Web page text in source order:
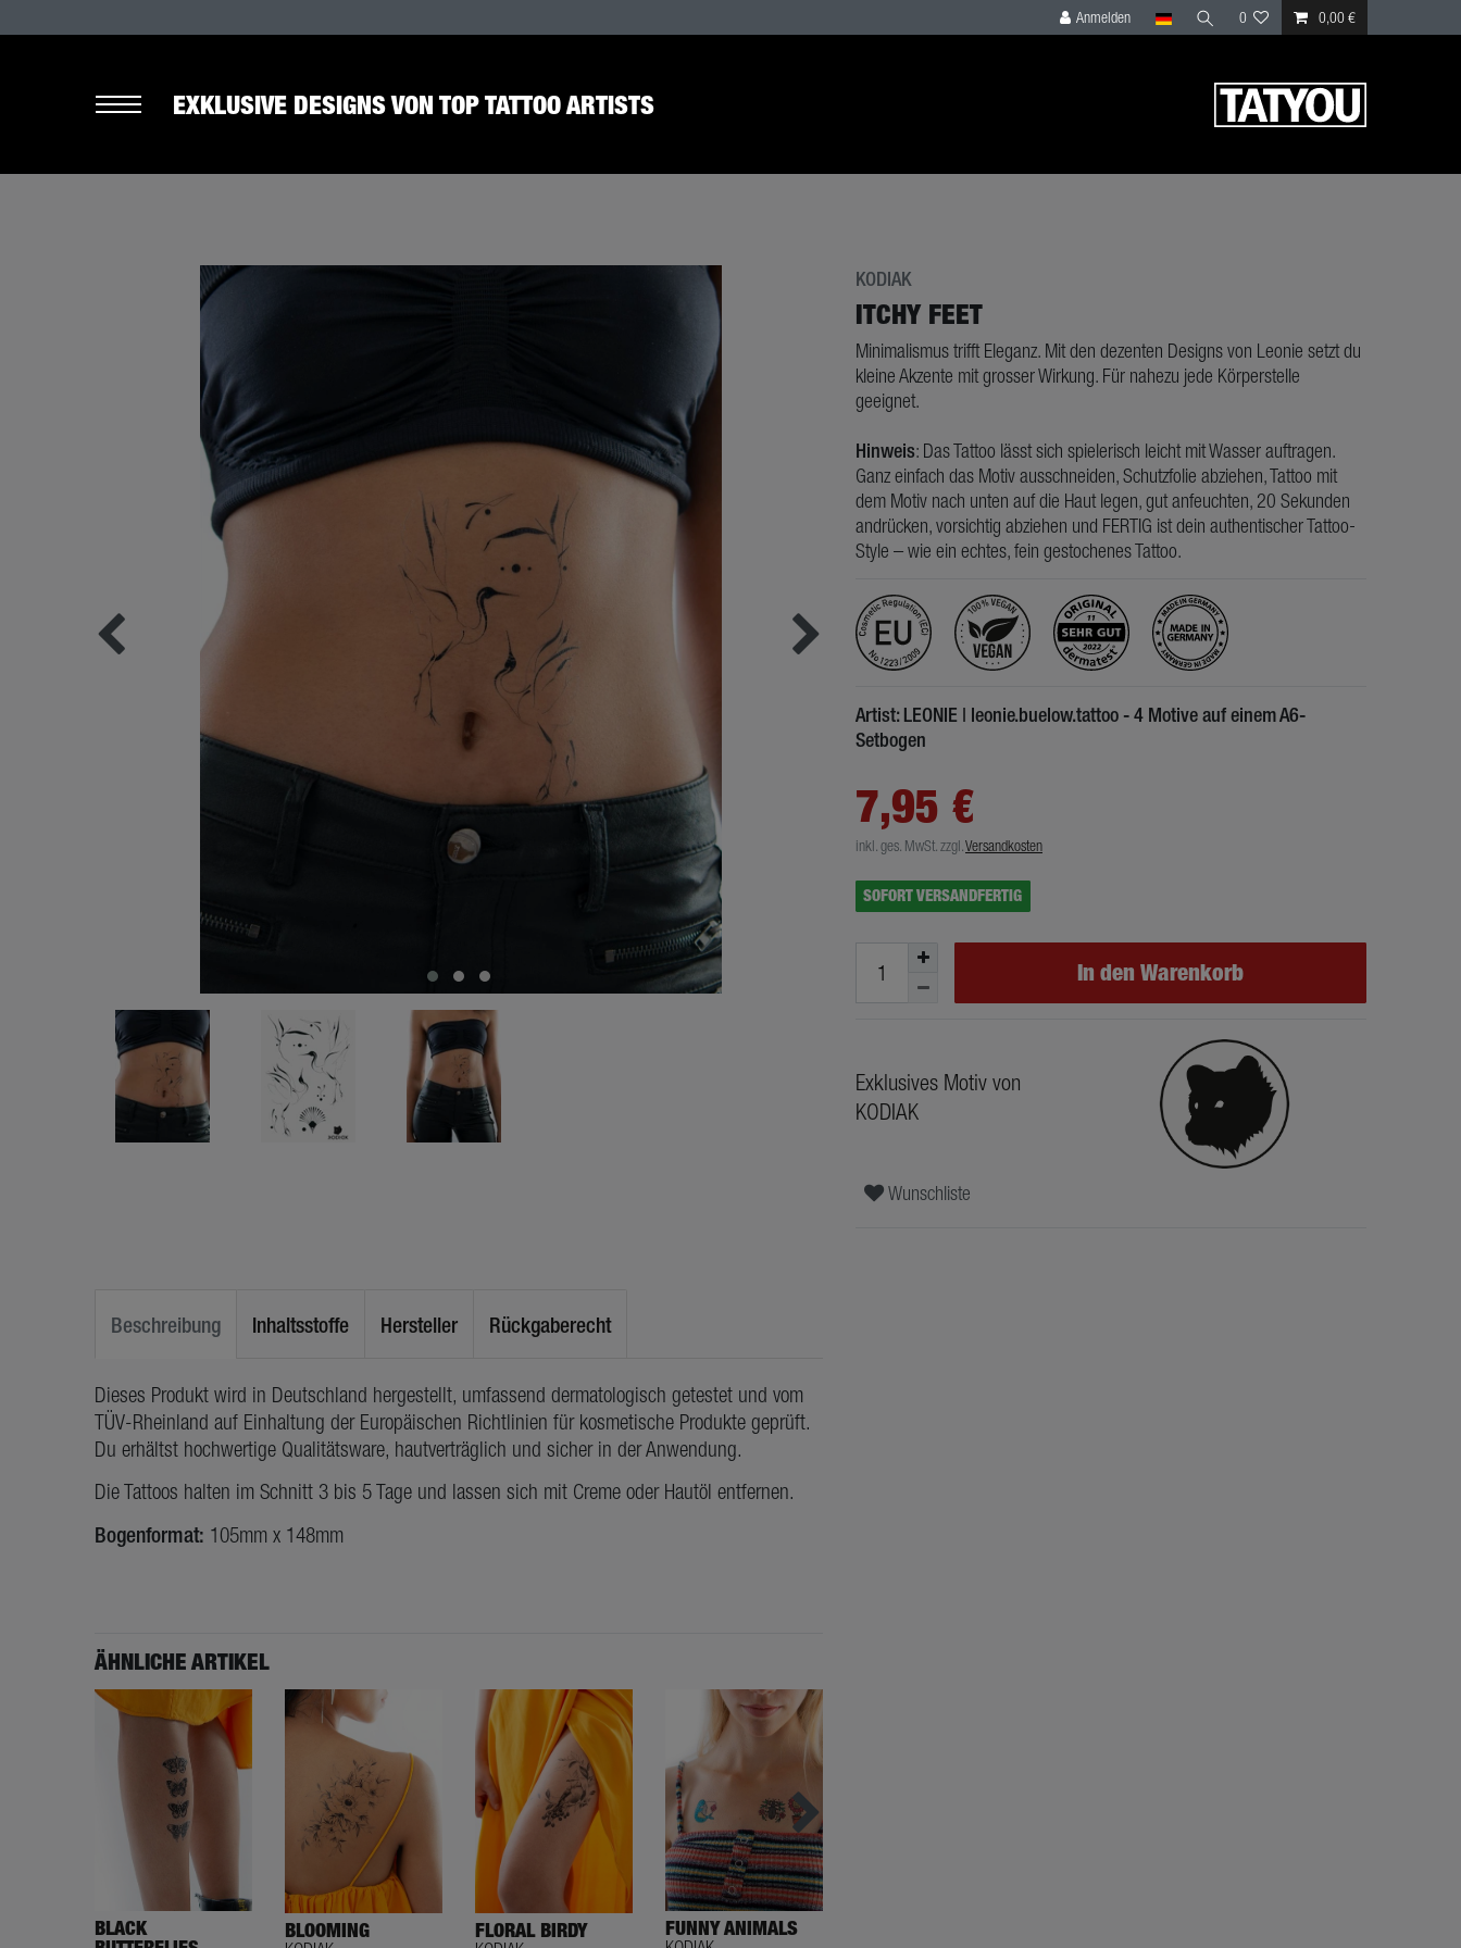
Anmelden 0 0,00 €
EXKLUSIVE DESIGNS VON TOP TATTOO ARTISTS
KODIAK
ITCHY FEET
Minimalismus trifft Eleganz. Mit den dezenten Designs von Leonie setzt du
kleine Akzente mit grosser Wirkung. Für nahezu jede Körperstelle
geeignet.
Hinweis: Das Tattoo lässt sich spielerisch leicht mit Wasser auftragen.
Ganz einfach das Motiv ausschneiden, Schutzfolie abziehen, Tattoo mit
dem Motiv nach unten auf die Haut legen, gut anfeuchten, 20 Sekunden
andrücken, vorsichtig abziehen und FERTIG ist dein authentischer Tattoo-
Style – wie ein echtes, fein gestochenes Tattoo.
Artist: LEONIE | leonie.buelow.tattoo - 4 Motive auf einem A6-
Setbogen
7,95 €
inkl. ges. MwSt.zzgl.Versandkosten
SOFORT VERSANDFERTIG
In den Warenkorb
Exklusives Motiv von
KODIAK
Wunschliste
Beschreibung Inhaltsstoffe Hersteller Rückgaberecht
Dieses Produkt wird in Deutschland hergestellt, umfassend dermatologisch getestet und vom
TÜV-Rheinland auf Einhaltung der Europäischen Richtlinien für kosmetische Produkte geprüft.
Du erhältst hochwertige Qualitätsware, hautverträglich und sicher in der Anwendung.
Die Tattoos halten im Schnitt 3 bis 5 Tage und lassen sich mit Creme oder Hautöl entfernen.
Bogenformat: 105mm x 148mm
ÄHNLICHE ARTIKEL
BLACK
BLOOMING FLORAL BIRDY FUNNY ANIMALS